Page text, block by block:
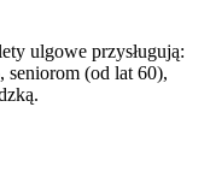
ulgowe przysługują:
seniorom (od lat 60),